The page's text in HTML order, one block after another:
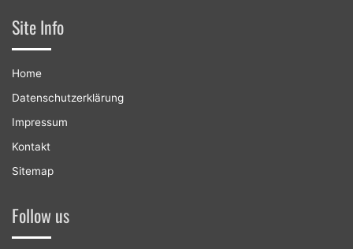
Site Info
Home
Datenschutzerklärung
Impressum
Kontakt
Sitemap
Follow us